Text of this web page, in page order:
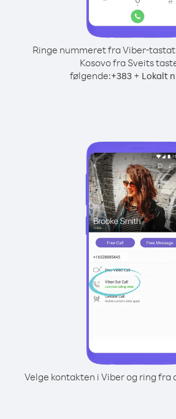
Ringe nummeret fra Viber-
Kosovo fra Sveits
følgende:+383 + Lokalt
Velge kontakten i Viber og ring fra